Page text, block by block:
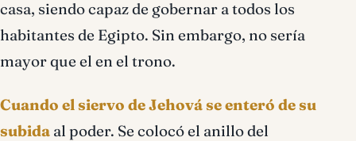
casa, siendo capaz de gobernar a todos los
habitantes de Egipto. Sin embargo, no sería
mayor que el en el trono.
Cuando el siervo de Jehová se enteró de su
subida al poder. Se colocó el anillo del